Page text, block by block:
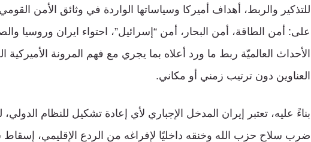
للتذكير والربط، أهداف أميركا وسياساتها الواردة في وثائق الأمن
على: أمن الطاقة، أمن البحار، أمن “إسرائيل”، احتواء ايران وروسيا
الأحداث العالميّة ربط ما ورد أعلاه بما يجري مع فهم المرونة
العناوين دون ترتيب زمني أو مكاني.
بناءً عليه، تعتبر إيران المدخل الإجباري لأي إعادة تشكيل للنظام
ضرب سلاح حزب الله وخنقه داخليًا لإفراغه من الردع الإقليمي، إسقاط